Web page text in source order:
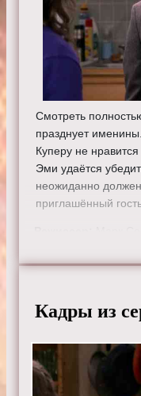
Смотреть
празднует
Куперу не
Эми удаётся
неожиданно
приглашённый
Саймон Хелберг,
Смотрите онлайн 9
телефоне,
theorybigbang.ru.
Кадры из